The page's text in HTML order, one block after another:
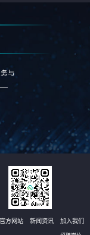
与
方网站 新闻资讯 加入我们